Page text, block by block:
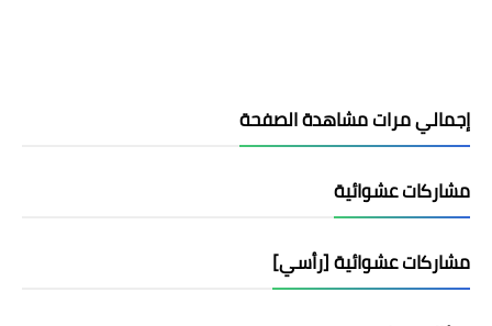
إجمالي مرات مشاهدة الصفحة
مشاركات عشوائية
مشاركات عشوائية [رأسي]